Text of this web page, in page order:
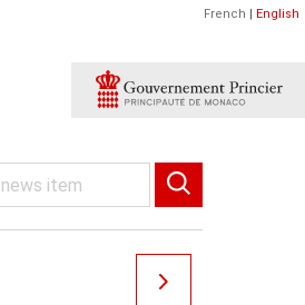
French | English